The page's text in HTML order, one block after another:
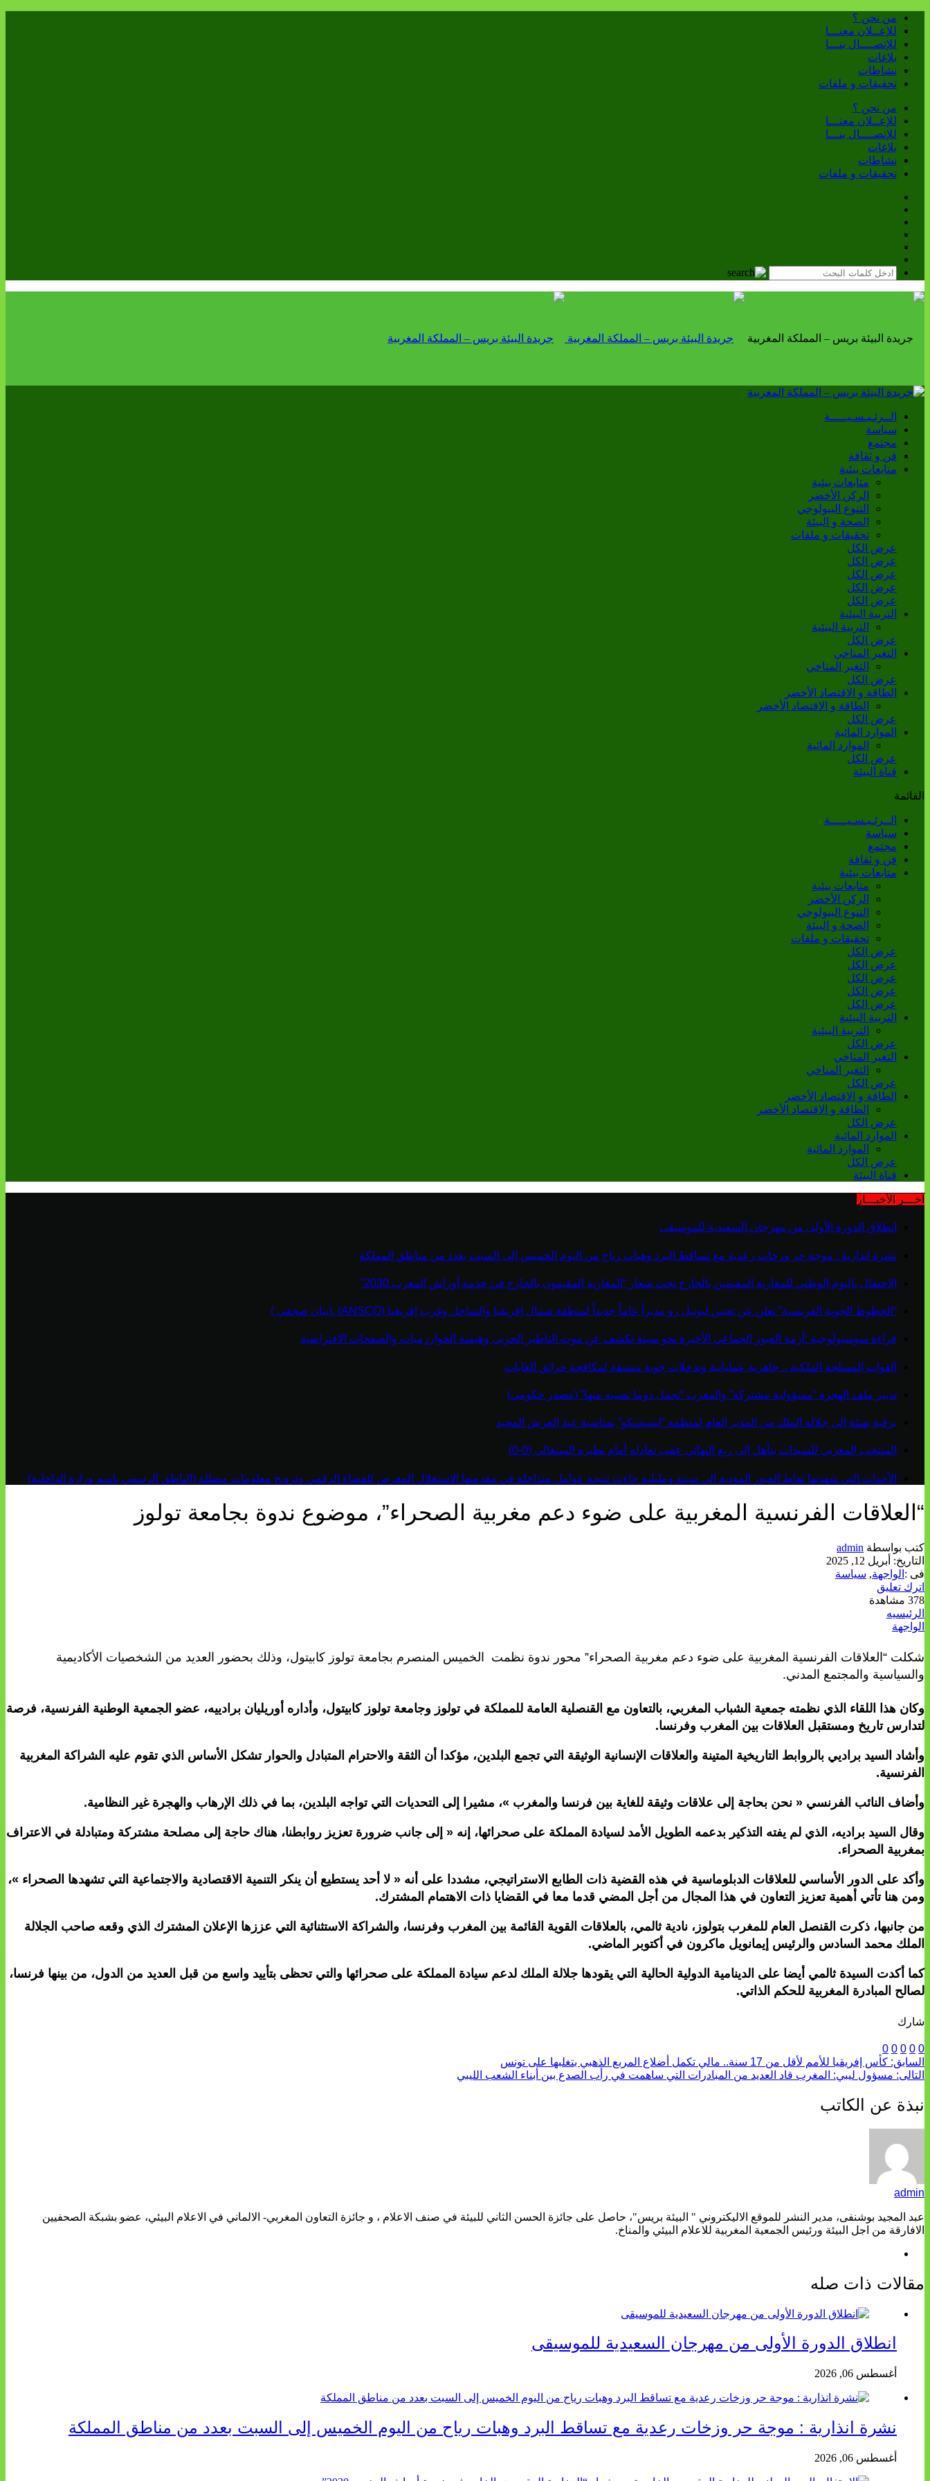
من نحن ؟
للإعــلان معنـــا
للإتصــــال بنـــا
بلاغات
نشاطات
تحقيقات و ملفات
من نحن ؟
للإعــلان معنـــا
للإتصــــال بنـــا
بلاغات
نشاطات
تحقيقات و ملفات
الــرئـيـسـيـــــة
سياسة
مجتمع
فن و ثقافة
متابعات بيئية
متابعات بيئية
الركن الأخضر
التنوع البيولوجي
الصحة و البيئة
تحقيقات و ملفات
عرض الكل
عرض الكل
عرض الكل
عرض الكل
عرض الكل
التربية البيئية
التربية البيئية
عرض الكل
التغير المناخي
التغير المناخي
عرض الكل
الطاقة و الاقتصاد الأخضر
الطاقة و الاقتصاد الأخضر
عرض الكل
الموارد المائية
الموارد المائية
عرض الكل
قناة البيئة
القائمة
الــرئـيـسـيـــــة
سياسة
مجتمع
فن و ثقافة
متابعات بيئية
متابعات بيئية
الركن الأخضر
التنوع البيولوجي
الصحة و البيئة
تحقيقات و ملفات
عرض الكل
عرض الكل
عرض الكل
عرض الكل
عرض الكل
التربية البيئية
التربية البيئية
عرض الكل
التغير المناخي
التغير المناخي
عرض الكل
الطاقة و الاقتصاد الأخضر
الطاقة و الاقتصاد الأخضر
عرض الكل
الموارد المائية
الموارد المائية
عرض الكل
قناة البيئة
آخـــر الأخبـــار
انطلاق الدورة الأولى من مهرجان السعيدية للموسيقى
نشرة انذارية : موجة حر وزخات رعدية مع تساقط البرد وهبات رياح من اليوم الخميس إلى السبت بعدد من مناطق المملكة
الاحتفال باليوم الوطني للمغاربة المقيمين بالخارج تحت شعار “المغاربة المقيمون بالخارج في خدمة أوراش المغرب 2030”
“الخطوط الجوية الفرنسية” تعلن عن تعيين ليونيل رو مديراً عاماً جديداً لمنطقة شمال إفريقيا والساحل وغرب إفريقيا (ANSCO) .(بيان صحفي )
قراءة سوسيولوجية :أزمة العبور الجماعي الأخيرة نحو سبتة تكشف عن موت التاطير الحزبي وهيمنة الخوارزميات والصفحات الافتراضية
القوات المسلحة الملكية .. جاهزية عملياتية وتدخلات جوية منسقة لمكافحة حرائق الغابات
تدبير ملف الهجرة “مسؤولية مشتركة” والمغرب “تحمل دوما نصيبه منها” (مصدر حكومي)
برقية تهنئة إلى جلالة الملك من المدير العام لمنظمة “إيسيسكو” بمناسبة عيد العرش المجيد
المنتخب المغربي للسيدات يتأهل إلى ربع النهائي عقب تعادله أمام نظيره السنغالي (0-0)
الأحداث التي شهدتها نقاط العبور المؤدية إلى سبتة ومليلية جاءت نتيجة عوامل متداخلة في مقدمتها الاستغلال المغرض للفضاء الرقمي وترويج معلومات مضللة (الناطق الرسمي باسم وزارة الداخلية)
“العلاقات الفرنسية المغربية على ضوء دعم مغربية الصحراء”، موضوع ندوة بجامعة تولوز
كتب بواسطة admin
التاريخ: أبريل 12, 2025
فى : الواجهة, سياسة
اترك تعليق
378 مشاهدة
الرئيسيه
الواجهة
شكلت “العلاقات الفرنسية المغربية على ضوء دعم مغربية الصحراء” محور ندوة نظمت الخميس المنصرم بجامعة تولوز كابيتول، وذلك بحضور العديد من الشخصيات الأكاديمية
والسياسية والمجتمع المدني.
وكان هذا اللقاء الذي نظمته جمعية الشباب المغربي، بالتعاون مع القنصلية العامة للمملكة في تولوز وجامعة تولوز كابيتول، وأداره أوريليان برادييه، عضو الجمعية الوطنية الفرنسية، فرصة
لتدارس تاريخ ومستقبل العلاقات بين المغرب وفرنسا.
وأشاد السيد براديي بالروابط التاريخية المتينة والعلاقات الإنسانية الوثيقة التي تجمع البلدين، مؤكدا أن الثقة والاحترام المتبادل والحوار تشكل الأساس الذي تقوم عليه الشراكة المغربية
الفرنسية.
وأضاف النائب الفرنسي « نحن بحاجة إلى علاقات وثيقة للغاية بين فرنسا والمغرب »، مشيرا إلى التحديات التي تواجه البلدين، بما في ذلك الإرهاب والهجرة غير النظامية.
وقال السيد براديه، الذي لم يفته التذكير بدعمه الطويل الأمد لسيادة المملكة على صحرائها، إنه « إلى جانب ضرورة تعزيز روابطنا، هناك حاجة إلى مصلحة مشتركة ومتبادلة في الاعتراف
بمغربية الصحراء.
وأكد على الدور الأساسي للعلاقات الدبلوماسية في هذه القضية ذات الطابع الاستراتيجي، مشددا على أنه « لا أحد يستطيع أن ينكر التنمية الاقتصادية والاجتماعية التي تشهدها الصحراء »،
ومن هنا تأتي أهمية تعزيز التعاون في هذا المجال من أجل المضي قدما معا في القضايا ذات الاهتمام المشترك.
من جانبها، ذكرت القنصل العام للمغرب بتولوز، نادية ثالمي، بالعلاقات القوية القائمة بين المغرب وفرنسا، والشراكة الاستثنائية التي عززها الإعلان المشترك الذي وقعه صاحب الجلالة
الملك محمد السادس والرئيس إيمانويل ماكرون في أكتوبر الماضي.
كما أكدت السيدة ثالمي أيضا على الدينامية الدولية الحالية التي يقودها جلالة الملك لدعم سيادة المملكة على صحرائها والتي تحظى بتأييد واسع من قبل العديد من الدول، من بينها فرنسا،
لصالح المبادرة المغربية للحكم الذاتي.
شارك
0
0
0
0
0
السابق: كأس إفريقيا للأمم لأقل من 17 سنة.. مالي تكمل أضلاع المربع الذهبي بتغلبها على تونس
التالى: مسؤول ليبي: المغرب قاد العديد من المبادرات التي ساهمت في رأب الصدع بين أبناء الشعب الليبي
نبذة عن الكاتب
admin
عبد المجيد بوشنفى، مدير النشر للموقع الاليكتروني " البيئة بريس"، حاصل على جائزة الحسن الثاني للبيئة في صنف الاعلام ، و جائزة التعاون المغربي- الالماني في الاعلام البيئي، عضو بشبكة الصحفيين
الافارقة من اجل البيئة ورئيس الجمعية المغربية للاعلام البيئي والمناخ.
مقالات ذات صله
انطلاق الدورة الأولى من مهرجان السعيدية للموسيقى
أغسطس 06, 2026
نشرة انذارية : موجة حر وزخات رعدية مع تساقط البرد وهبات رياح من اليوم الخميس إلى السبت بعدد من مناطق المملكة
أغسطس 06, 2026